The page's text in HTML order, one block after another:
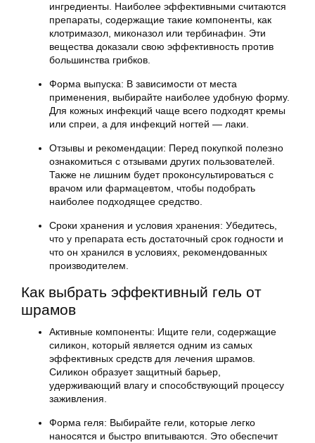
ингредиенты. Наиболее эффективными считаются
препараты, содержащие такие компоненты, как
клотримазол, миконазол или тербинафин. Эти
вещества доказали свою эффективность против
большинства грибков.
Форма выпуска: В зависимости от места
применения, выбирайте наиболее удобную форму.
Для кожных инфекций чаще всего подходят кремы
или спреи, а для инфекций ногтей — лаки.
Отзывы и рекомендации: Перед покупкой полезно
ознакомиться с отзывами других пользователей.
Также не лишним будет проконсультироваться с
врачом или фармацевтом, чтобы подобрать
наиболее подходящее средство.
Сроки хранения и условия хранения: Убедитесь,
что у препарата есть достаточный срок годности и
что он хранился в условиях, рекомендованных
производителем.
Как выбрать эффективный гель от
шрамов
Активные компоненты: Ищите гели, содержащие
силикон, который является одним из самых
эффективных средств для лечения шрамов.
Силикон образует защитный барьер,
удерживающий влагу и способствующий процессу
заживления.
Форма геля: Выбирайте гели, которые легко
наносятся и быстро впитываются. Это обеспечит